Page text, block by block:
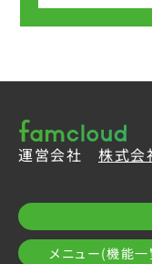
運営会社株式会
メニュー(機能一